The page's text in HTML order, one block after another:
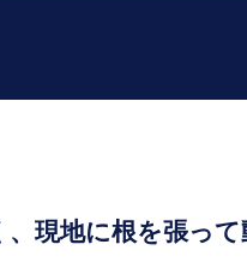
現地に根を張っ